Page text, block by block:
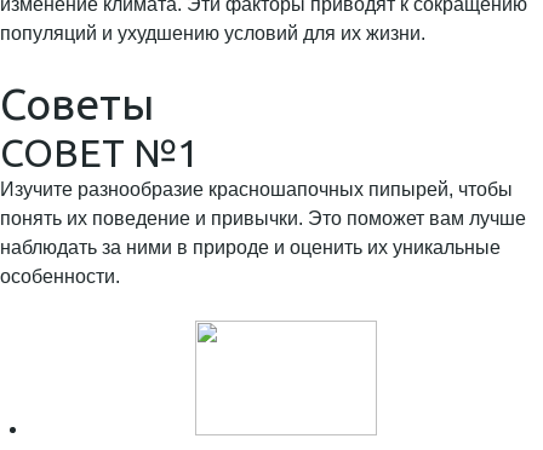
изменение климата. Эти факторы приводят к сокращению
популяций и ухудшению условий для их жизни.
Советы
СОВЕТ №1
Изучите разнообразие красношапочных пипырей, чтобы
понять их поведение и привычки. Это поможет вам лучше
наблюдать за ними в природе и оценить их уникальные
особенности.